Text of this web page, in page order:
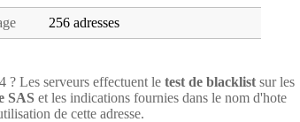
256 adresses
? Les serveurs effectuent le test de blacklist sur les
SAS et les indications fournies dans le nom d'hote
de cette adresse.